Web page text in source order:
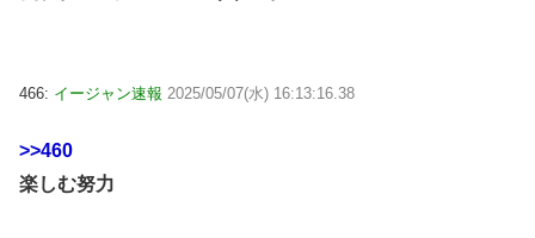
466: イージャン速報 2025/05/07(水) 16:13:16.38
>>460
楽しむ努力